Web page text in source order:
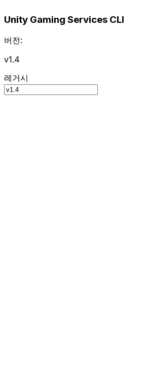
Unity Gaming Services CLI
버전:
v1.4
레거시